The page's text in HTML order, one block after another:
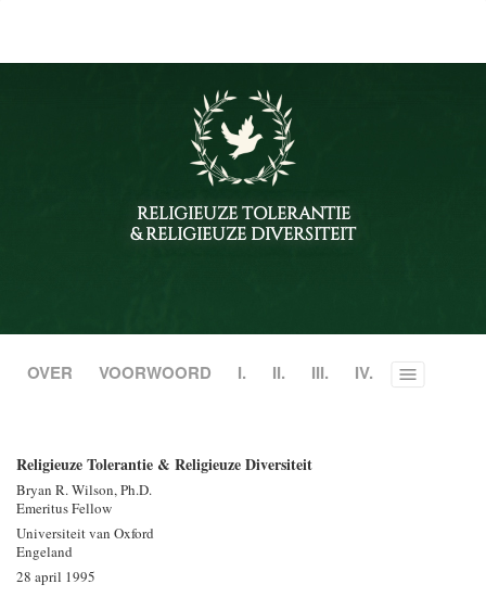
RELIGIEUZE TOLERANTIE
& RELIGIEUZE DIVERSITEIT
OVER VOORWOORD I. II. III. IV. Toggle
Religieuze Tolerantie & Religieuze Diversiteit
Bryan R. Wilson, Ph.D.
Emeritus Fellow
Universiteit van Oxford
Engeland
28 april 1995